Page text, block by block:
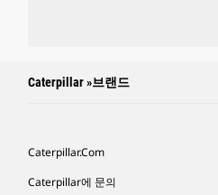
Caterpillar »브랜드
Caterpillar.com
Caterpillar에 문의